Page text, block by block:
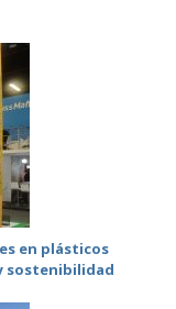
en plásticos
sostenibilidad